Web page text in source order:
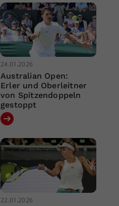
24.01.2026
Australian Open:
Erler und Oberleitner
von Spitzendoppeln
gestoppt
22.01.2026